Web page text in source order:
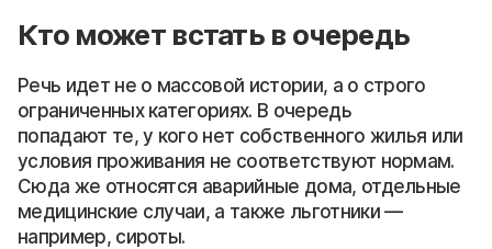
Кто может встать в очередь
Речь идет не о массовой истории, а о строго
ограниченных категориях. В очередь
попадают те, у кого нет собственного жилья или
условия проживания не соответствуют нормам.
Сюда же относятся аварийные дома, отдельные
медицинские случаи, а также льготники —
например, сироты.